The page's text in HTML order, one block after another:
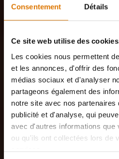
Consentement Détails
Ce site web utilise des
Les cookies nous permettent
et les annonces, d'offrir des
médias sociaux et d'analyser
partageons également des
notre site avec nos
publicité et d'analyse, qui
avec d'autres informations que
ou qu'ils ont collectées lors de
services.